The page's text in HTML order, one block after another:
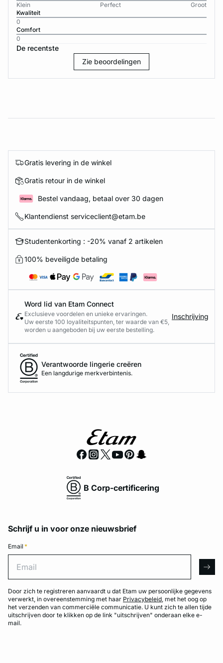
Klein
Perfect
Groot
Kwaliteit
0
Comfort
0
De recentste
Zie beoordelingen
Gratis levering in de winkel
Gratis retour in de winkel
Bestel vandaag, betaal over 30 dagen
Klantendienst serviceclient@etam.be
Studentenkorting : -20% vanaf 2 artikelen
100% beveiligde betaling
Word lid van Etam Connect
Exclusieve voordelen en unieke ervaringen.
Uw eerste 100 loyaliteitspunten, ter waarde van €5,
worden u aangeboden bij uw eerste bestelling.
Inschrijving
Verantwoorde lingerie creëren
Een langdurige merkverbintenis.
B Corp-certificering
Schrijf u in voor onze nieuwsbrief
Email *
Door zich te registreren aanvaardt u dat Etam uw persoonlijke gegevens
verwerkt, in overeenstemming met haar Privacybeleid, met het oog op
het verzenden van commerciële communicatie. U kunt zich te allen tijde
uitschrijven door te klikken op de link "uitschrijven" onderaan elke e-
mail.